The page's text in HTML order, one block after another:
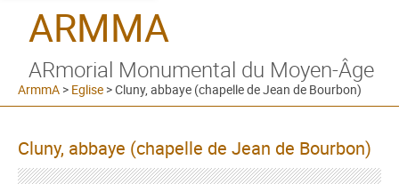
ARMMA
ARmorial Monumental du Moyen-Âge
ArmmA > Eglise >Cluny, abbaye (chapelle de Jean de Bourbon)
Cluny, abbaye (chapelle de Jean de Bourbon)